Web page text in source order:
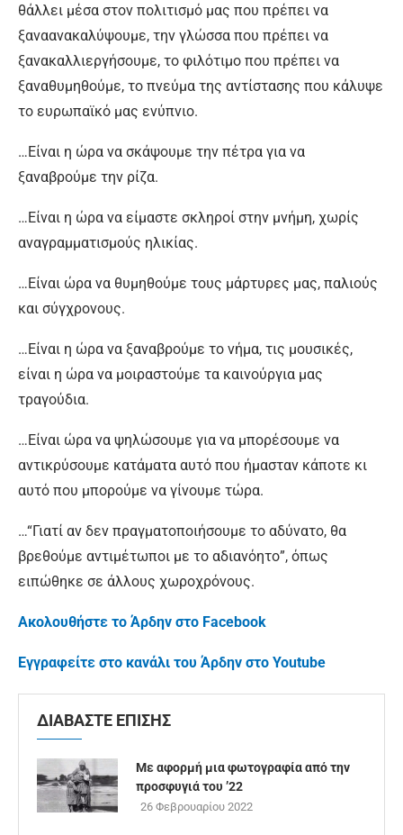
θάλλει μέσα στον πολιτισμό μας που πρέπει να
ξαναανακαλύψουμε, την γλώσσα που πρέπει να
ξανακαλλιεργήσουμε, το φιλότιμο που πρέπει να
ξαναθυμηθούμε, το πνεύμα της αντίστασης που κάλυψε
το ευρωπαϊκό μας ενύπνιο.
…Είναι η ώρα να σκάψουμε την πέτρα για να
ξαναβρούμε την ρίζα.
…Είναι η ώρα να είμαστε σκληροί στην μνήμη, χωρίς
αναγραμματισμούς ηλικίας.
…Είναι ώρα να θυμηθούμε τους μάρτυρες μας, παλιούς
και σύγχρονους.
…Είναι η ώρα να ξαναβρούμε το νήμα, τις μουσικές,
είναι η ώρα να μοιραστούμε τα καινούργια μας
τραγούδια.
…Είναι ώρα να ψηλώσουμε για να μπορέσουμε να
αντικρύσουμε κατάματα αυτό που ήμασταν κάποτε κι
αυτό που μπορούμε να γίνουμε τώρα.
…“Γιατί αν δεν πραγματοποιήσουμε το αδύνατο, θα
βρεθούμε αντιμέτωποι με το αδιανόητο”, όπως
ειπώθηκε σε άλλους χωροχρόνους.
Ακολουθήστε το Άρδην στο Facebook
Εγγραφείτε στο κανάλι του Άρδην στο Youtube
ΔΙΑΒΑΣΤΕ ΕΠΙΣΗΣ
Με αφορμή μια φωτογραφία από την
προσφυγιά του ’22
26 Φεβρουαρίου 2022